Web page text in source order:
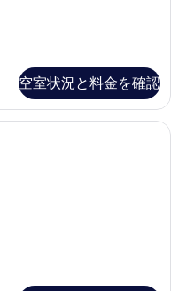
空室状況と料金を確認
ベッドルーム、高級寝具、羽